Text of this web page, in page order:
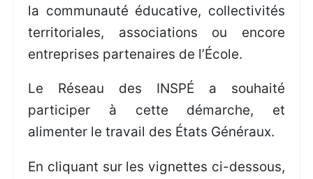
la communauté éducative, collectivités
territoriales, associations ou encore
entreprises partenaires de l’École.
Le Réseau des INSPÉ a souhaité
participer à cette démarche, et
alimenter le travail des États Généraux.
En cliquant sur les vignettes ci-dessous,